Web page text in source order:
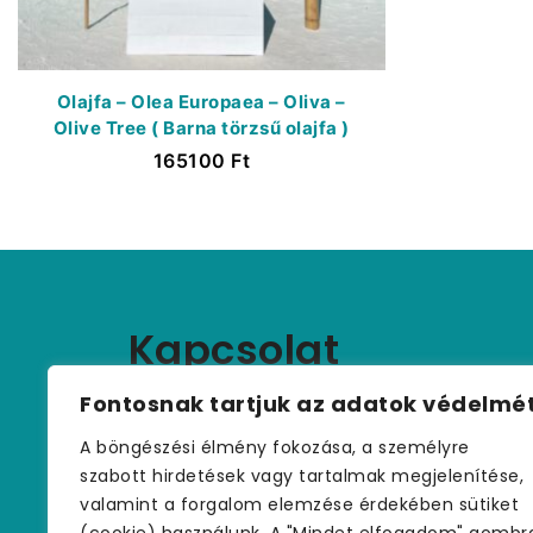
Fontosnak tartjuk az adatok
A böngészési élmény fokozása, a személyre
szabott hirdetések vagy tartalmak megjelenítése,
valamint a forgalom elemzése érdekében sütiket
Olajfa – Olea Europaea – Oliva –
Olive Tree ( Barna törzsű olajfa )
165100 Ft
Kapcsolat
palmakerteszet@gmail.com